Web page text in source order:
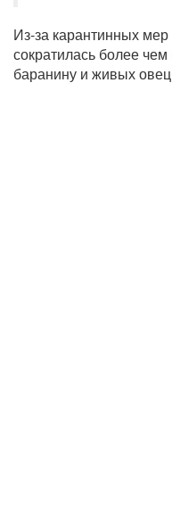
Из-за карантинных
сократилась более
баранину и живых овец